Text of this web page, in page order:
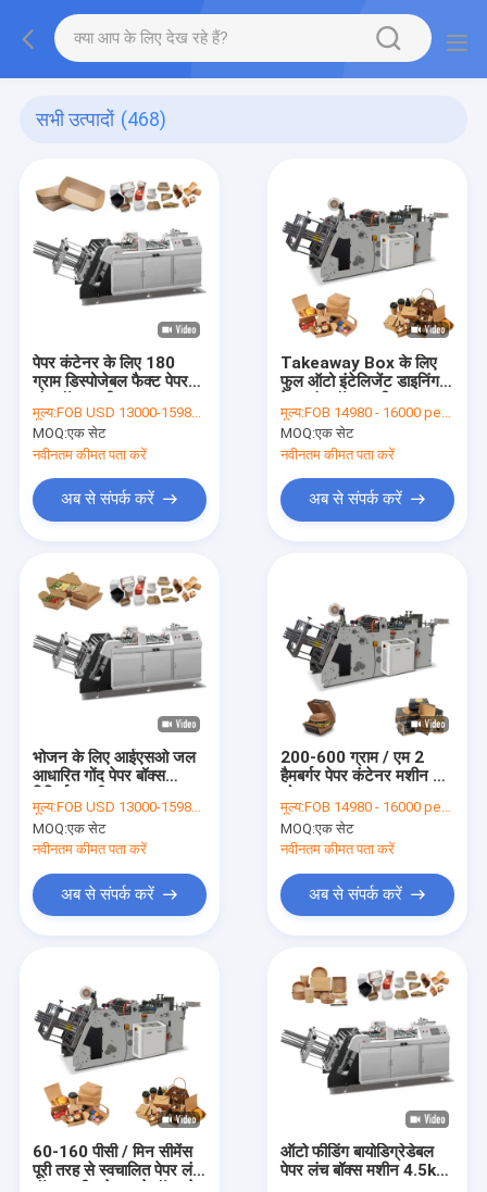
सभी उत्पादों (468)
पेपर कंटेनर के लिए 180
ग्राम डिस्पोजेबल फैक्ट पेपर
मूल्य:FOB USD 13000-15980 per set
MOQ:एक सेट
नवीनतम कीमत पता करें
अब से संपर्क करें
Takeaway Box के लिए
फुल ऑटो इंटेलिजेंट डाइनिंग
मूल्य:FOB 14980 - 16000 per set
MOQ:एक सेट
नवीनतम कीमत पता करें
अब से संपर्क करें
भोजन के लिए आईएसओ जल
आधारित गोंद पेपर बॉक्स
मूल्य:FOB USD 13000-15980 per set
MOQ:एक सेट
नवीनतम कीमत पता करें
अब से संपर्क करें
200-600 ग्राम / एम 2
हैमबर्गर पेपर कंटेनर मशीन कम
मूल्य:FOB 14980 - 16000 per set
MOQ:एक सेट
नवीनतम कीमत पता करें
अब से संपर्क करें
60-160 पीसी / मिन सीमेंस
पूरी तरह से स्वचालित पेपर लंच
ऑटो फीडिंग बायोडिग्रेडेबल
पेपर लंच बॉक्स मशीन 4.5kw